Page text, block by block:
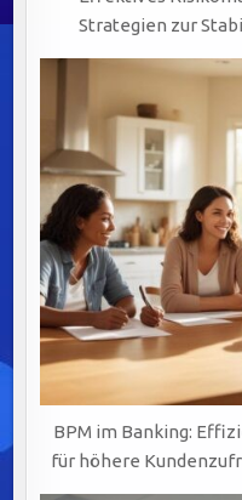
Strategien zur
BPM im Banking:
für höhere